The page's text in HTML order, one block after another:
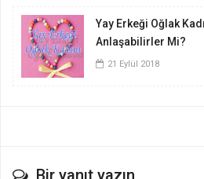
Yay Erkeği Oğlak
Anlaşabilirler Mi?
21 Eylül 2018
Bir yanıt yazın